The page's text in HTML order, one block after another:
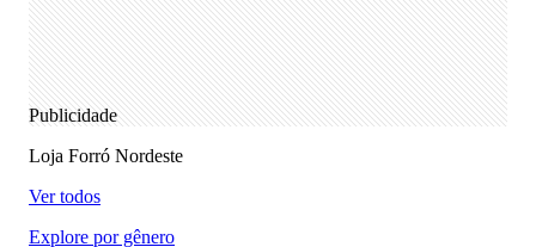
Publicidade
Loja Forró Nordeste
Ver todos
Explore por gênero